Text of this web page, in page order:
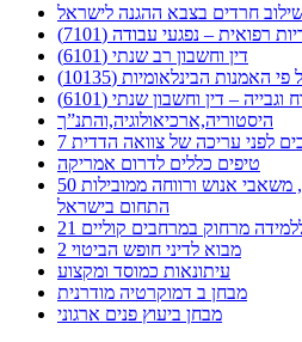
חרדים בצבא ההגנה לישראל
רפואית – נפגעי עבודה (7101)
דין וחשבון רב שנתי (6101)
הבינלאומיות (10135)
וגבייה – דין וחשבון שנתי (6101)
היסטוריה,ארכיאולוגיה,והתנ”ך
לפני עריכה של צוואה הדדית
טיפים כללים לדרום אמריקה
50 טיפים ויותר לניהול חווית עובד, משאבי אנוש ורווחה ממובילות
התחום בישראל
ללמידה מרחוק במרחבים קוליים
מבוא לדיני חופש הביטוי 2
עיתונאות כמוסד ומקצוע
מבחן ב דמוקרטיה מודרנית
מבחן ביעוץ פנים ארגוני